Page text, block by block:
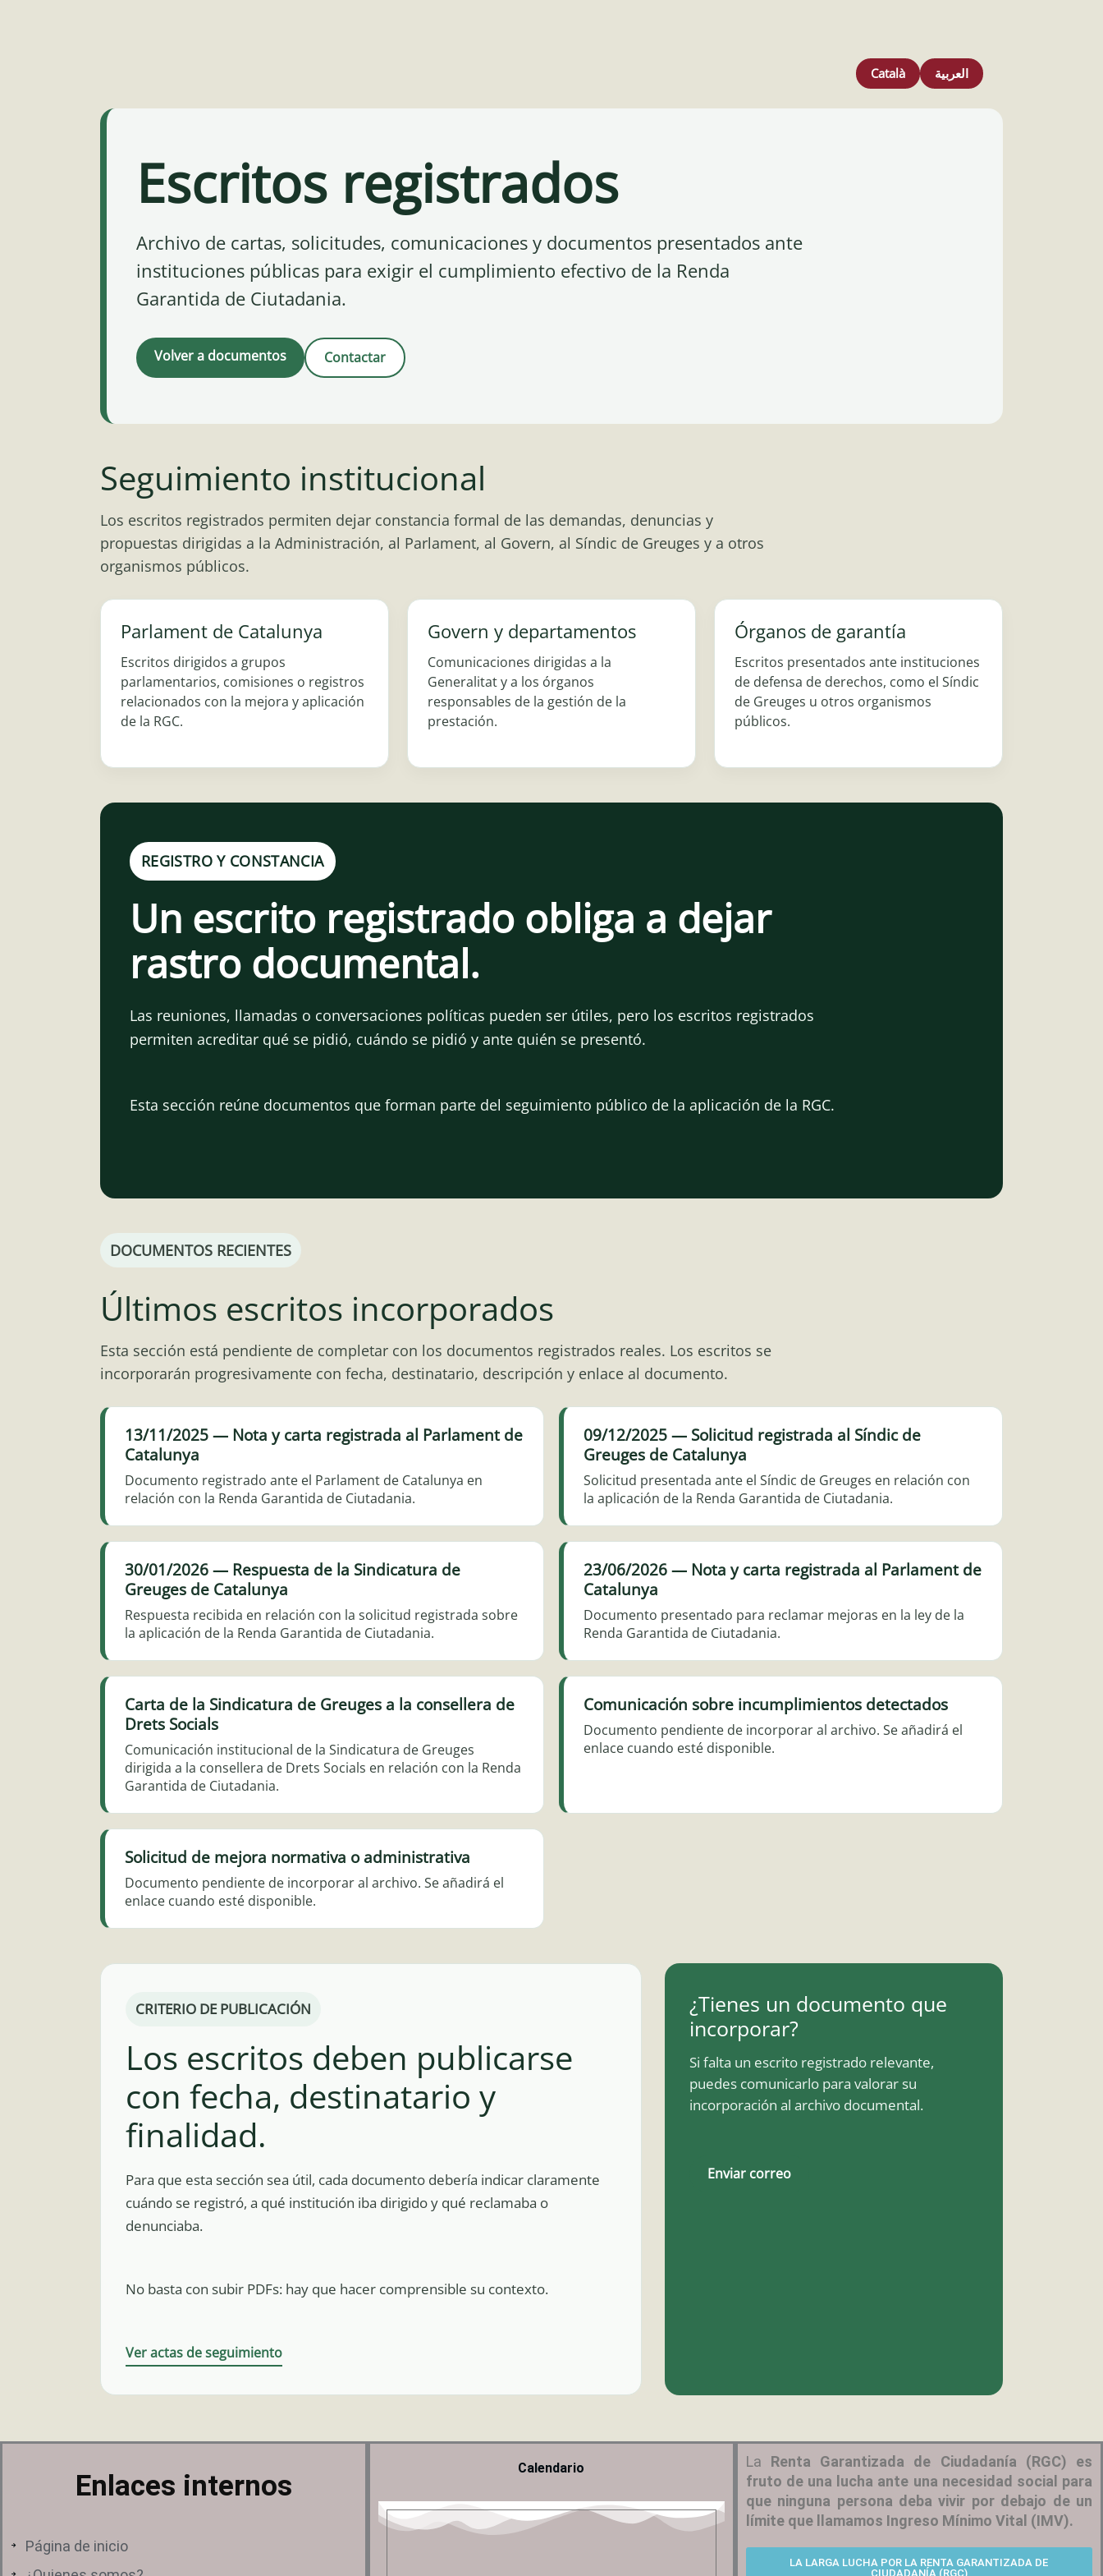
Català العربية
Escritos registrados
Archivo de cartas, solicitudes, comunicaciones y documentos presentados ante
instituciones públicas para exigir el cumplimiento efectivo de la Renda
Garantida de Ciutadania.
Volver a documentos Contactar
Seguimiento institucional
Los escritos registrados permiten dejar constancia formal de las demandas, denuncias y
propuestas dirigidas a la Administración, al Parlament, al Govern, al Síndic de Greuges y a otros
organismos públicos.
Parlament de Catalunya
Escritos dirigidos a grupos
parlamentarios, comisiones o registros
relacionados con la mejora y aplicación
de la RGC.
Govern y departamentos
Comunicaciones dirigidas a la
Generalitat y a los órganos
responsables de la gestión de la
prestación.
Órganos de garantía
Escritos presentados ante instituciones
de defensa de derechos, como el Síndic
de Greuges u otros organismos
públicos.
REGISTRO Y CONSTANCIA
Un escrito registrado obliga a dejar
rastro documental.
Las reuniones, llamadas o conversaciones políticas pueden ser útiles, pero los escritos registrados
permiten acreditar qué se pidió, cuándo se pidió y ante quién se presentó.
Esta sección reúne documentos que forman parte del seguimiento público de la aplicación de la RGC.
DOCUMENTOS RECIENTES
Últimos escritos incorporados
Esta sección está pendiente de completar con los documentos registrados reales. Los escritos se
incorporarán progresivamente con fecha, destinatario, descripción y enlace al documento.
13/11/2025 — Nota y carta registrada al Parlament de
Catalunya
Documento registrado ante el Parlament de Catalunya en
relación con la Renda Garantida de Ciutadania.
09/12/2025 — Solicitud registrada al Síndic de
Greuges de Catalunya
Solicitud presentada ante el Síndic de Greuges en relación con
la aplicación de la Renda Garantida de Ciutadania.
30/01/2026 — Respuesta de la Sindicatura de
Greuges de Catalunya
Respuesta recibida en relación con la solicitud registrada sobre
la aplicación de la Renda Garantida de Ciutadania.
23/06/2026 — Nota y carta registrada al Parlament de
Catalunya
Documento presentado para reclamar mejoras en la ley de la
Renda Garantida de Ciutadania.
Carta de la Sindicatura de Greuges a la consellera de
Drets Socials
Comunicación institucional de la Sindicatura de Greuges
dirigida a la consellera de Drets Socials en relación con la Renda
Garantida de Ciutadania.
Comunicación sobre incumplimientos detectados
Documento pendiente de incorporar al archivo. Se añadirá el
enlace cuando esté disponible.
Solicitud de mejora normativa o administrativa
Documento pendiente de incorporar al archivo. Se añadirá el
enlace cuando esté disponible.
CRITERIO DE PUBLICACIÓN
Los escritos deben publicarse
con fecha, destinatario y
finalidad.
Para que esta sección sea útil, cada documento debería indicar claramente
cuándo se registró, a qué institución iba dirigido y qué reclamaba o
denunciaba.
No basta con subir PDFs: hay que hacer comprensible su contexto.
Ver actas de seguimiento
¿Tienes un documento que
incorporar?
Si falta un escrito registrado relevante,
puedes comunicarlo para valorar su
incorporación al archivo documental.
Enviar correo
Enlaces internos
Página de inicio
Calendario La Renta Garantizada de Ciudadanía (RGC) es
fruto de una lucha ante una necesidad social para
que ninguna persona deba vivir por debajo de un
límite que llamamos Ingreso Mínimo Vital (IMV).
LA LARGA LUCHA POR LA RENTA GARANTIZADA DE
CIUDADANÍA (RGC)